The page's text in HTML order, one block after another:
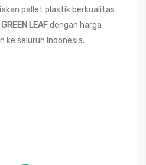
pallet plastik berkualitas
GREEN LEAFdengan harga
seluruh Indonesia.